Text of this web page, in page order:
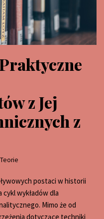
z Jej
z
Teorie
postaci w historii
cykl wykładów dla
Mimo że od
dotyczące techniki